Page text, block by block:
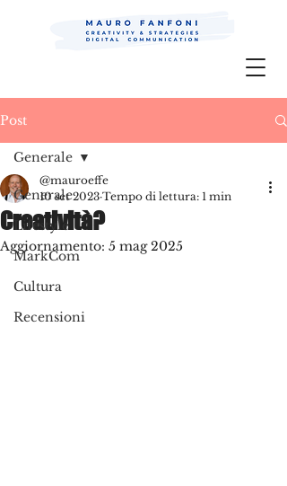
Mauro Fanfoni MarkCom; Editor;
Post
Generale
Lifestyle
MarkCom
Cultura
Recensioni
Generale
Creatività?
@mauroeffe
10 set 2023 Tempo di lettura: 1 min
Aggiornamento: 5 mag 2025